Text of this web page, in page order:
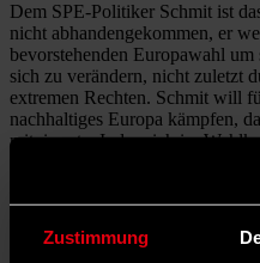
Zustimmung
Dem SPE-Politiker Schmit ist
nicht abhandengekommen, er
bevorstehenden Europawahl
sich zu verändern, nicht zuletzt
extremen Rechten. Schmit will
nachhaltiges Europa kämpfen,
mitnimmt. „Indem ich im
schiebe, zeige ich, dass die
Projekt für Europa haben,
gehen.“
Die EU als globaler